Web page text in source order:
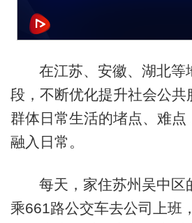
在江苏、安徽、湖北等
段，不断优化提升社会公共
群体日常生活的堵点、难点
融入日常。
每天，家住苏州吴中区
乘661路公交车去公司上班